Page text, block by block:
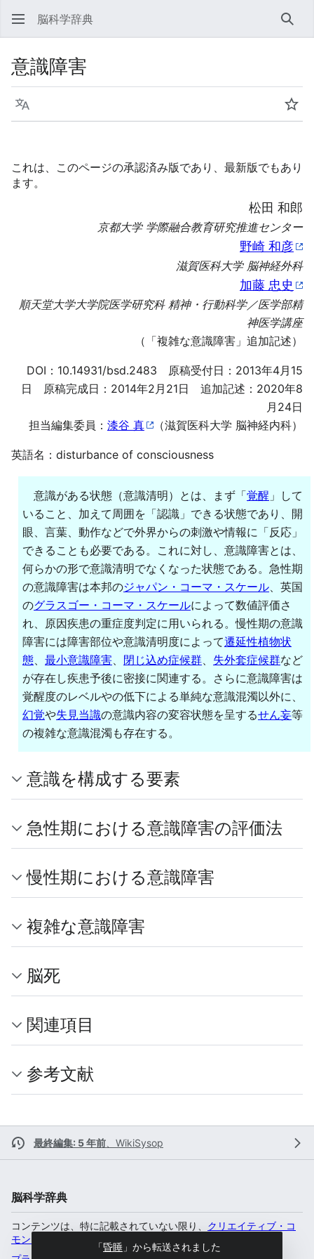
脳科学辞典 検索
意識障害
言語 ウ
これは、このページの承認済み版であり、最新版でもあり
ます。
松田 和郎
京都大学 学際融合教育研究推進センター
野崎 和彦
滋賀医科大学 脳神経外科
加藤 忠史
順天堂大学大学院医学研究科 精神・行動科学／医学部精
神医学講座
（「複雑な意識障害」追加記述）
DOI： 10.14931/bsd.2483 原稿受付日：2013年4月15
日 原稿完成日：2014年2月21日 追加記述：2020年8
月24日
担当編集委員： 漆谷 真 （滋賀医科大学 脳神経内科）
英語名：disturbance of consciousness
意識がある状態（意識清明）とは、まず「覚醒 」して
いること、加えて周囲を「認識」できる状態であり、開
眼、言葉、動作などで外界からの刺激や情報に「反応」
できることも必要である。これに対し、意識障害とは、
何らかの形で意識清明でなくなった状態である。急性期
の意識障害は本邦のジャパン・コーマ・スケール、英国
のグラスゴー・コーマ・スケールによって数値評価さ
れ、原因疾患の重症度判定に用いられる。慢性期の意識
障害には障害部位や意識清明度によって遷延性植物状
態、 最小意識障害、 閉じ込め症候群、 失外套症候群など
が存在し疾患予後に密接に関連する。さらに意識障害は
覚醒度のレベルやの低下による単純な意識混濁以外に、
幻覚や失見当識の意識内容の変容状態を呈するせん妄等
の複雑な意識混濁も存在する。
意識を構成する要素
急性期における意識障害の評価法
慢性期における意識障害
複雑な意識障害
脳死
関連項目
参考文献
最終編集: 5 年前 WikiSysop
脳科学辞典
コンテンツは、特に記載されていない限り、 クリエイティブ・コ
モンズ 表示-非営利-継承 4.0 国際
「昏睡」から転送されました